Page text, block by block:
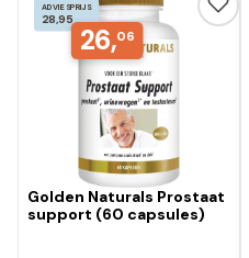
ADVIESPRIJS
28,95
26,06
Golden Naturals Prostaat
support (60 capsules)